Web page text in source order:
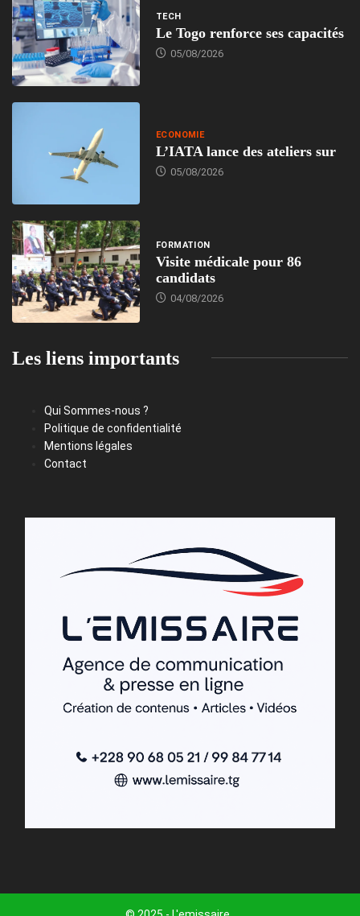
TECH
Le Togo renforce ses capacités
05/08/2026
ECONOMIE
L’IATA lance des ateliers sur
05/08/2026
FORMATION
Visite médicale pour 86
candidats
04/08/2026
Les liens importants
Qui Sommes-nous ?
Politique de confidentialité
Mentions légales
Contact